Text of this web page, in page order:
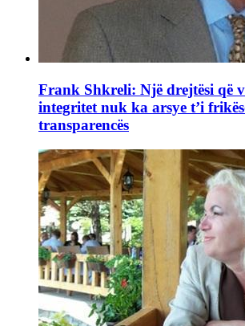
Frank Shkreli: Një drejtësi që
integritet nuk ka arsye t’i
transparencës